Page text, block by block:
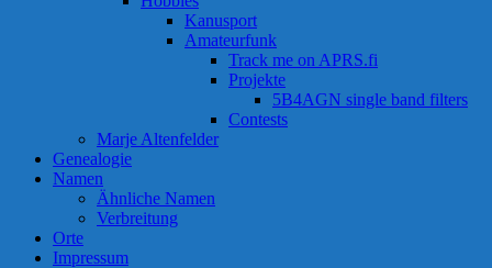
Kanusport
Amateurfunk
Track me on APRS.fi
Projekte
5B4AGN single band filters
Contests
Marje Altenfelder
Genealogie
Namen
Ähnliche Namen
Verbreitung
Orte
Impressum